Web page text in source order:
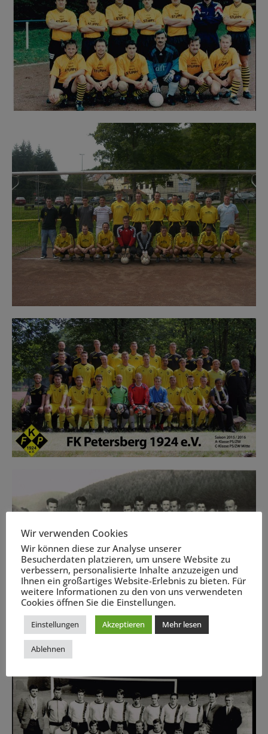
Wir verwenden Cookies
Wir können diese zur Analyse unserer
Besucherdaten platzieren, um unsere Website zu
verbessern, personalisierte Inhalte anzuzeigen und
Ihnen ein großartiges Website-Erlebnis zu bieten. Für
weitere Informationen zu den von uns verwendeten
Cookies öffnen Sie die Einstellungen.
Einstellungen Akzeptieren Mehr lesen
Ablehnen